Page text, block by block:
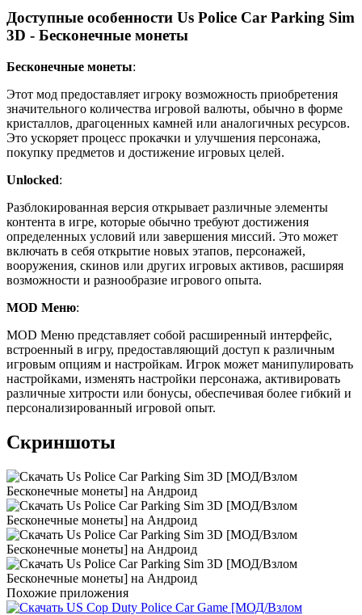
Доступные особенности Us Police Car Parking Sim
3D - Бесконечные монеты
Бесконечные монеты:
Этот мод предоставляет игроку возможность приобретения
значительного количества игровой валюты, обычно в форме
кристаллов, драгоценных камней или аналогичных ресурсов.
Это ускоряет процесс прокачки и улучшения персонажа,
покупку предметов и достижение игровых целей.
Unlocked:
Разблокированная версия открывает различные элементы
контента в игре, которые обычно требуют достижения
определенных условий или завершения миссий. Это может
включать в себя открытие новых этапов, персонажей,
вооружения, скинов или других игровых активов, расширяя
возможности и разнообразие игрового опыта.
MOD Меню:
MOD Меню представляет собой расширенный интерфейс,
встроенный в игру, предоставляющий доступ к различным
игровым опциям и настройкам. Игрок может манипулировать
настройками, изменять настройки персонажа, активировать
различные хитрости или бонусы, обеспечивая более гибкий и
персонализированный игровой опыт.
Скриншоты
Похожие приложения